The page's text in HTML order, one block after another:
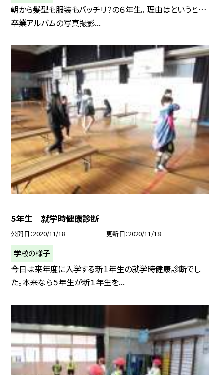
朝から髪型も服装もバッチリ？の６年生。 理由はというと…
卒業アルバムの写真撮影...
5年生 就学時健康診断
公開日 2020/11/18 更新日 2020/11/18
学校の様子
今日は来年度に入学する新１年生の就学時健康診断でし
た。本来なら５年生が新１年生を...